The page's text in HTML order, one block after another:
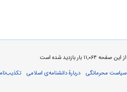
از این صفحه ۱۱,۰۶۴ بار بازدید شده است
سیاست محرمانگی
دربارهٔ دانشنامه‌ی اسلامی